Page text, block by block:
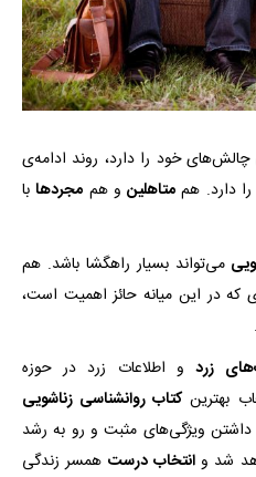
چالش‌های خود را دارد، روند ادامه‌ی
دارد. هم متاهلینو هم مجردهابا
می‌تواند بسیار راهگشا باشد. هم
که در این میانه حائز اهمیت است،
زرد و اطلاعات زرد در حوزه
بهترینکتاب روانشناسی زناشویی
داشتن ویژگی‌های مثبت و رو به رشد
شد وانتخاب درست همسر زندگی